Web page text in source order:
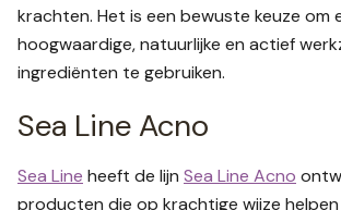
krachten. Het is een bewuste keuze om
hoogwaardige, natuurlijke en actief
ingrediënten te gebruiken.
Sea Line Acno
Sea Line heeft de lijn Sea Line Acno
producten die op krachtige wijze